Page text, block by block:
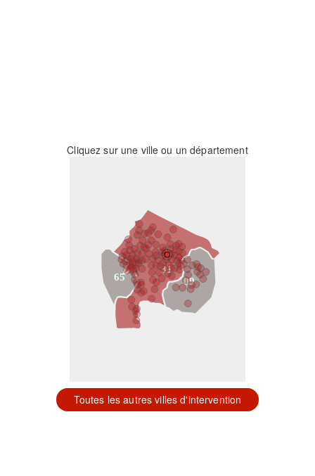
Cliquez sur une ville ou un département
31
09
65
Toutes les autres villes d'intervention